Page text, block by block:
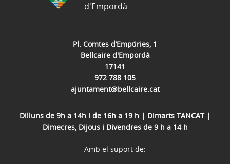
Pl. Comtes d’Empúries, 1
Bellcaire d'Empordà
17141
972 788 105
ajuntament@bellcaire.cat
Dilluns de 9h a 14h i de 16h a 19 h | Dimarts TANCAT |
Dimecres, Dijous i Divendres de 9 h a 14 h
d'Empordà
Amb el suport de: